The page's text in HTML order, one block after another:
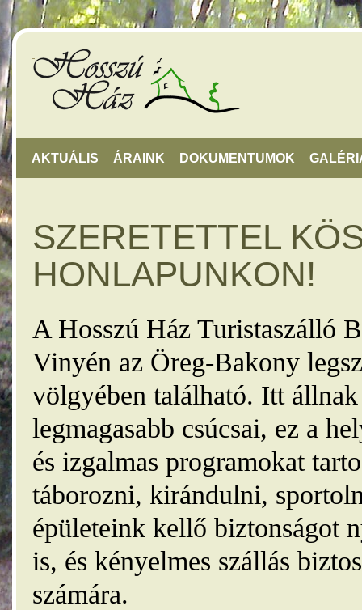
AKTUÁLIS ÁRAINK DOKUMENTUMOK
SZERETETTEL
HONLAPUNKON!
A Hosszú Ház Turistaszálló
Vinyén az Öreg-Bakony
völgyében található. Itt
legmagasabb csúcsai, ez a
és izgalmas programokat
táborozni, kirándulni,
épületeink kellő biztonságot
is, és kényelmes szállás
számára.